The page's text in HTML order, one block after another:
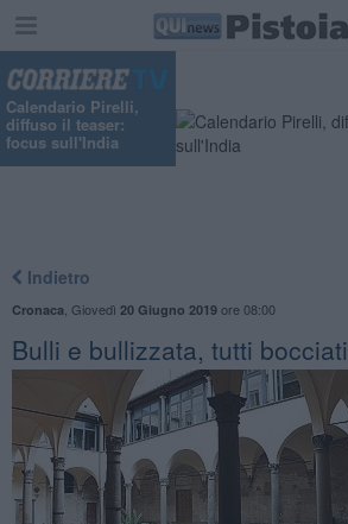
Calendario Pirelli,
diffuso il teaser:
focus sull'India
Indietro
Cronaca Giovedì 20 Giugno 2019ore 08:00
Bulli e bullizzata, tutti bocciati